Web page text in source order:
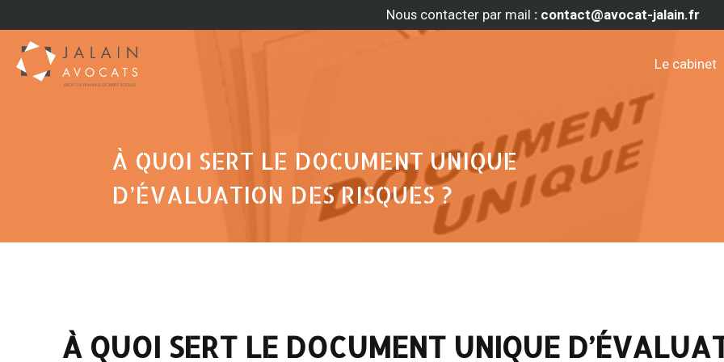
Nous contacter par mail : contact@avocat-jalain.fr
Le cabinet
À QUOI SERT LE DOCUMENT UNIQUE
D’ÉVALUATION DES RISQUES ?
À QUOI SERT LE DOCUMENT UNIQUE